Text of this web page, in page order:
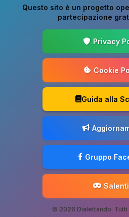
Questo sito è un progetto
partecipazione
Privacy
Cookie
Guida alla
Gruppo
© 2026 Dialettando.